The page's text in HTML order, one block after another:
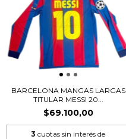
BARCELONA MANGAS LARGAS
TITULAR MESSI 20...
$69.100,00
3 cuotas sin interés de